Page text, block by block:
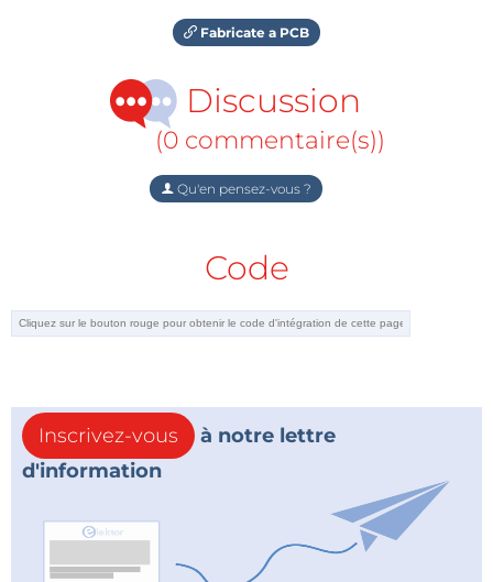
Fabricate a PCB
Discussion
(0 commentaire(s))
Qu'en pensez-vous ?
Code
Inscrivez-vous
à notre lettre
d'information